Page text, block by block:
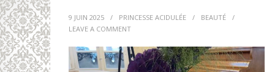
9 JUIN 2025 / PRINCESSE ACIDULÉE / BEAUTÉ
/
LEAVE A COMMENT